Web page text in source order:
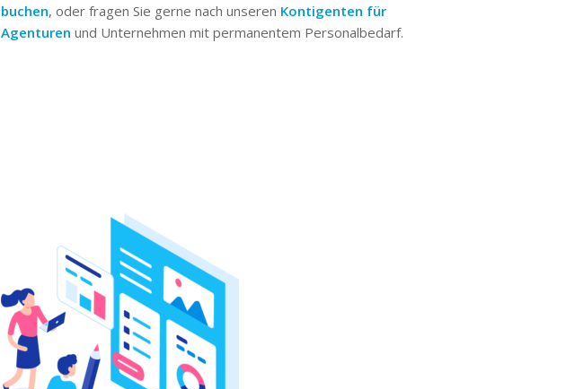
buchen, oder fragen Sie gerne nach unseren Kontigenten für
Agenturen und Unternehmen mit permanentem Personalbedarf.